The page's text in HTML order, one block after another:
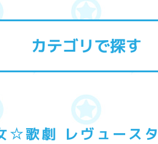
カテゴリで探す
☆歌劇 レヴュース